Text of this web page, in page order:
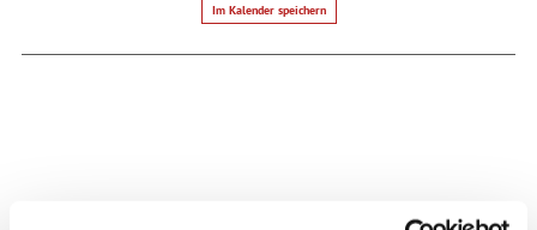
Im Kalender speichern